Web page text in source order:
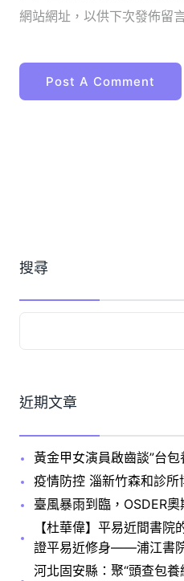
網站網址，以供下次發佈留
搜尋
近期文章
黃金甲女演員啟齒談”台
疫情防控 淄新竹森和診
臺風暴雨到臨，OSDER
【杜華偉】平易近間書
證平易近修身——浦江書
河北固安縣：聚“頭查包